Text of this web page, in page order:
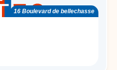
16 Boulevard de bellechasse